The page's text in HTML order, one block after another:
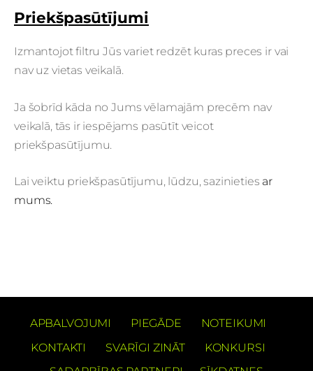
Priekšpasūtījumi
Izmantojot filtru Jūs variet redzēt kuras preces ir vai
nav uz vietas veikalā.
Ja šobrīd kāda no Jums vēlamajām precēm nav
veikalā, tās ir iespējams pasūtīt veicot
priekšpasūtījumu.
Lai veiktu priekšpasūtījumu, lūdzu, sazinieties ar
mums.
APBALVOJUMI PIEGĀDE
NOTEIKUMI
KONTAKTI
SVARĪGI ZINĀT
KONKURSI